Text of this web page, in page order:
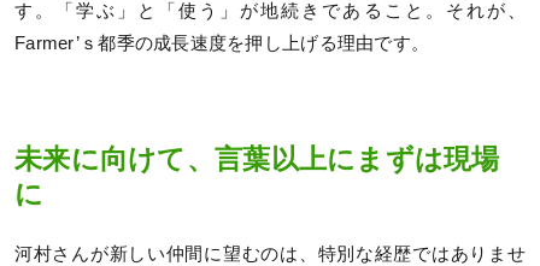
す。「学ぶ」と「使う」が地続きであること。それが、
Farmer’ｓ都季の成長速度を押し上げる理由です。
未来に向けて、言葉以上にまずは現場
に
河村さんが新しい仲間に望むのは、特別な経歴ではありませ